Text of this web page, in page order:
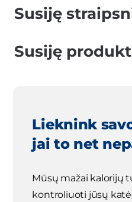
Susiję
Susiję
Lieknink
jai to net
Mūsų mažai kalorijų
kontroliuoti jūsų